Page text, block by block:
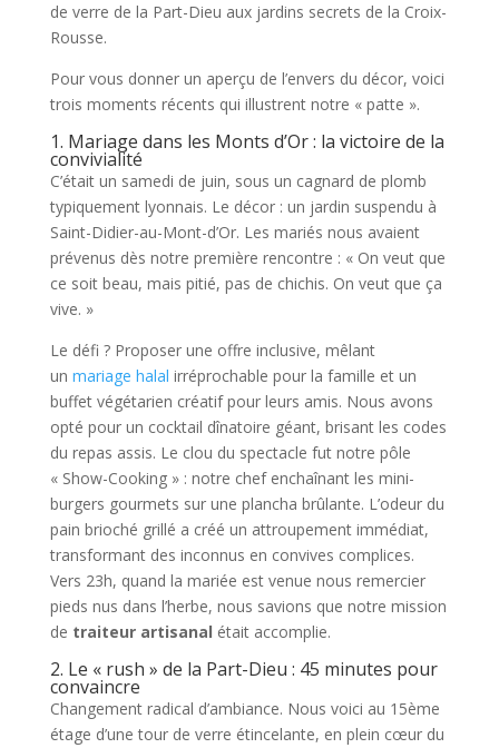
de verre de la Part-Dieu aux jardins secrets de la Croix-
Rousse.
Pour vous donner un aperçu de l’envers du décor, voici
trois moments récents qui illustrent notre « patte ».
1. Mariage dans les Monts d’Or : la victoire de la
convivialité
C’était un samedi de juin, sous un cagnard de plomb
typiquement lyonnais. Le décor : un jardin suspendu à
Saint-Didier-au-Mont-d’Or. Les mariés nous avaient
prévenus dès notre première rencontre : « On veut que
ce soit beau, mais pitié, pas de chichis. On veut que ça
vive. »
Le défi ? Proposer une offre inclusive, mêlant
un mariage halal irréprochable pour la famille et un
buffet végétarien créatif pour leurs amis. Nous avons
opté pour un cocktail dînatoire géant, brisant les codes
du repas assis. Le clou du spectacle fut notre pôle
« Show-Cooking » : notre chef enchaînant les mini-
burgers gourmets sur une plancha brûlante. L’odeur du
pain brioché grillé a créé un attroupement immédiat,
transformant des inconnus en convives complices.
Vers 23h, quand la mariée est venue nous remercier
pieds nus dans l’herbe, nous savions que notre mission
de traiteur artisanal était accomplie.
2. Le « rush » de la Part-Dieu : 45 minutes pour
convaincre
Changement radical d’ambiance. Nous voici au 15ème
étage d’une tour de verre étincelante, en plein cœur du